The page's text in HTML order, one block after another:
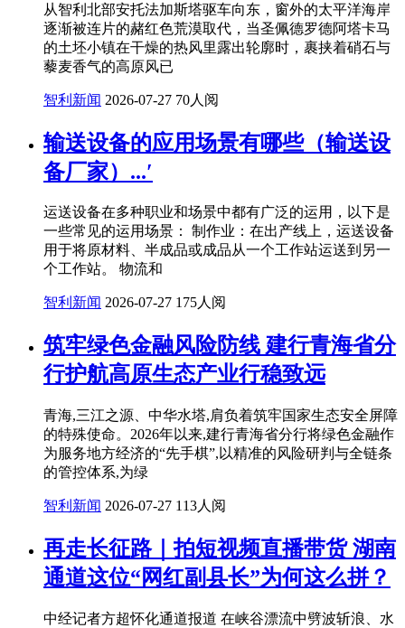
从智利北部安托法加斯塔驱车向东，窗外的太平洋海岸
逐渐被连片的赭红色荒漠取代，当圣佩德罗德阿塔卡马
的土坯小镇在干燥的热风里露出轮廓时，裹挟着硝石与
藜麦香气的高原风已
智利新闻 2026-07-27 70人阅
输送设备的应用场景有哪些（输送设
备厂家）...′
运送设备在多种职业和场景中都有广泛的运用，以下是
一些常见的运用场景： 制作业：在出产线上，运送设备
用于将原材料、半成品或成品从一个工作站运送到另一
个工作站。 物流和
智利新闻 2026-07-27 175人阅
筑牢绿色金融风险防线 建行青海省分
行护航高原生态产业行稳致远
青海,三江之源、中华水塔,肩负着筑牢国家生态安全屏障
的特殊使命。2026年以来,建行青海省分行将绿色金融作
为服务地方经济的“先手棋”,以精准的风险研判与全链条
的管控体系,为绿
智利新闻 2026-07-27 113人阅
再走长征路｜拍短视频直播带货 湖南
通道这位“网红副县长”为何这么拼？
中经记者方超怀化通道报道 在峡谷漂流中劈波斩浪、水